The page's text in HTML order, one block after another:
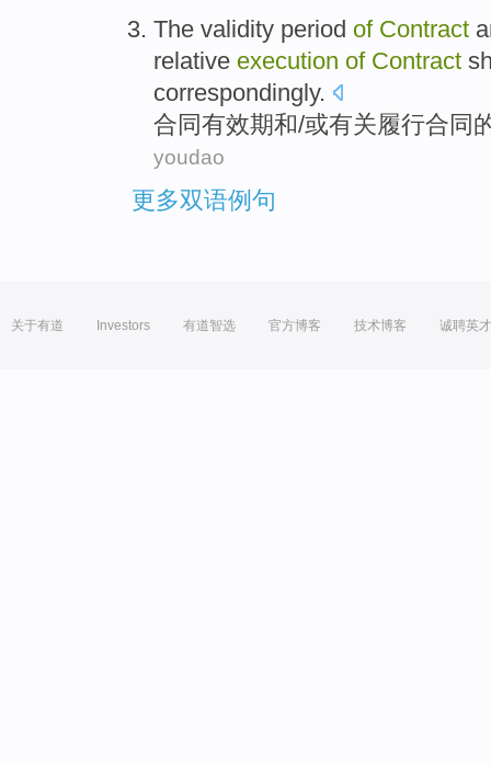
The validity period of Contract
relative execution of Contract
correspondingly.
合同有效期和/或有关履行合同
youdao
更多双语例句
关于有道 Investors 有道智选 官方博客 技术博客 诚聘英才